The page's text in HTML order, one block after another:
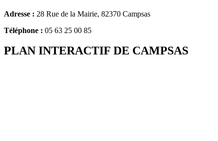
Adresse : 28 Rue de la Mairie, 82370 Campsas
Téléphone : 05 63 25 00 85
PLAN INTERACTIF DE CAMPSAS